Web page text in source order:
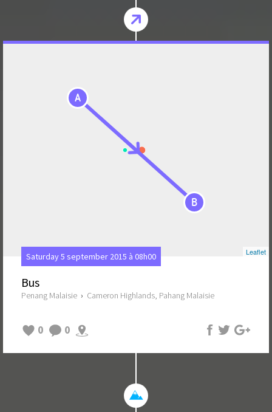
A
B
Leaflet
Saturday 5 september 2015 à 08h00
Bus
Penang Malaisie › Cameron Highlands, Pahang Malaisie
0 0